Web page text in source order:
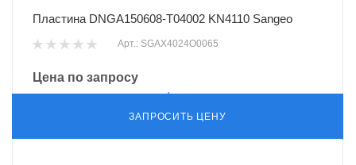
Пластина DNGA150608-T04002 KN4110 Sangeo
Арт.: SGAX4024O0065
Цена по запросу
ЗАПРОСИТЬ ЦЕНУ